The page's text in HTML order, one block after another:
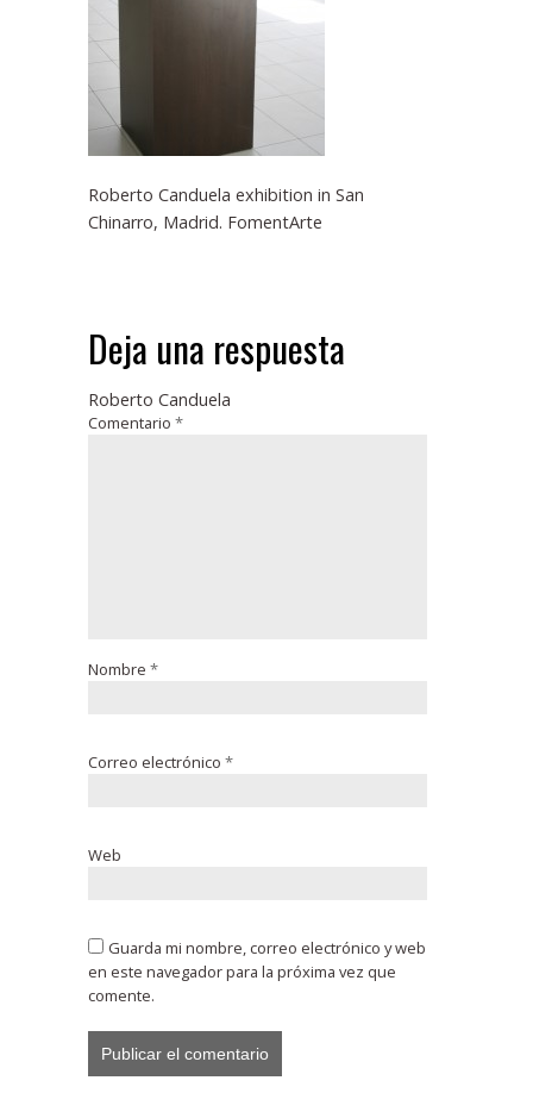
Roberto Canduela exhibition in San
Chinarro, Madrid. FomentArte
Deja una respuesta
Roberto Canduela
Comentario *
Nombre *
Correo electrónico *
Web
Guarda mi nombre, correo electrónico y web
en este navegador para la próxima vez que
comente.